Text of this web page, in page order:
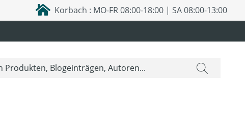
Korbach : MO-FR 08:00-18:00 | SA 08:00-13:00